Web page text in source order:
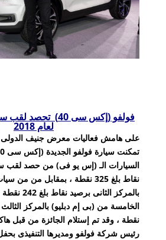
فولفو (إكس سى 40)
لعام 2018
على هامش فعاليات معرض جنيف الدولى
السيارات الـ (إس يو فى) من حصد لقب
نقاط بلغ 325 نقطة ، بمقابل من
بالمركز
نقطة ، وقد تم إستلام الجائزة من قبل
رئيس شركة فولفو ومديرها التنفيذى